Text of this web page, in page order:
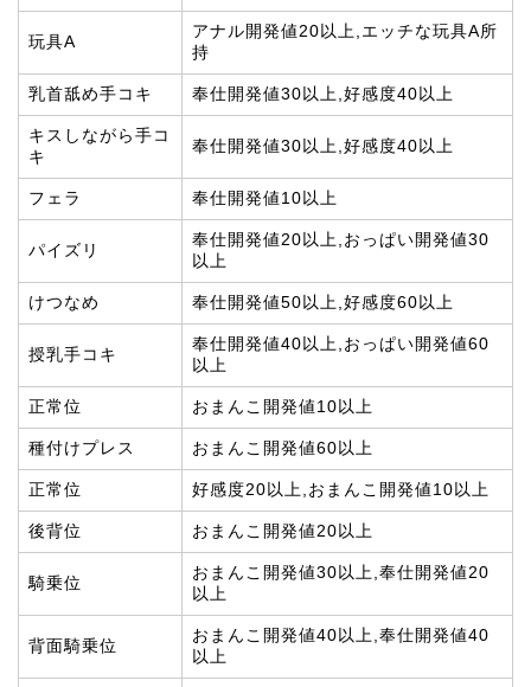
玩具A
アナル開発値20以上,エッチな玩具A所
持
乳首舐め手コキ 奉仕開発値30以上,好感度40以上
キスしながら手コ
キ
奉仕開発値30以上,好感度40以上
フェラ 奉仕開発値10以上
パイズリ
奉仕開発値20以上,おっぱい開発値30
以上
けつなめ 奉仕開発値50以上,好感度60以上
授乳手コキ
奉仕開発値40以上,おっぱい開発値60
以上
正常位 おまんこ開発値10以上
種付けプレス おまんこ開発値60以上
正常位 好感度20以上,おまんこ開発値10以上
後背位 おまんこ開発値20以上
騎乗位
おまんこ開発値30以上,奉仕開発値20
以上
背面騎乗位
おまんこ開発値40以上,奉仕開発値40
以上